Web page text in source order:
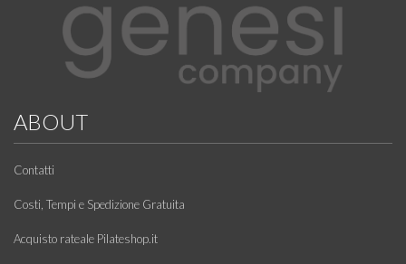
ABOUT
Contatti
Costi, Tempi e Spedizione Gratuita
Acquisto rateale Pilateshop.it